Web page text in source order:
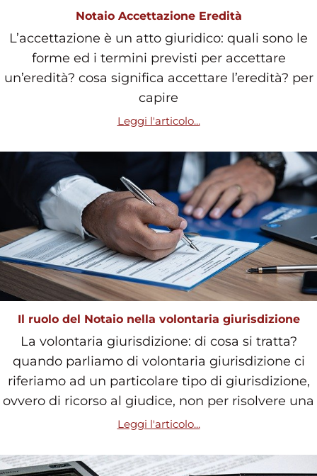
Notaio Accettazione Eredità
L’accettazione è un atto giuridico: quali sono le
forme ed i termini previsti per accettare
un’eredità? cosa significa accettare l’eredità? per
capire
Leggi l'articolo...
Il ruolo del Notaio nella volontaria giurisdizione
La volontaria giurisdizione: di cosa si tratta?
quando parliamo di volontaria giurisdizione ci
riferiamo ad un particolare tipo di giurisdizione,
ovvero di ricorso al giudice, non per risolvere una
Leggi l'articolo...